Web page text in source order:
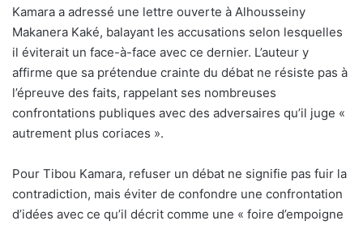
Kamara a adressé une lettre ouverte à Alhousseiny
Makanera Kaké, balayant les accusations selon lesquelles
il éviterait un face-à-face avec ce dernier. L’auteur y
affirme que sa prétendue crainte du débat ne résiste pas à
l’épreuve des faits, rappelant ses nombreuses
confrontations publiques avec des adversaires qu’il juge «
autrement plus coriaces ».
Pour Tibou Kamara, refuser un débat ne signifie pas fuir la
contradiction, mais éviter de confondre une confrontation
d’idées avec ce qu’il décrit comme une « foire d’empoigne